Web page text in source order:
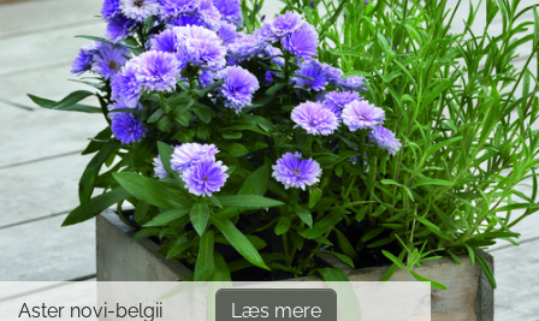
Aster novi-belgii Læs mere